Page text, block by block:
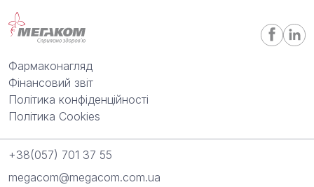
Фармаконагляд
Фінансовий звіт
Політика конфіденційності
Політика Cookies
+38(057) 701 37 55
megacom@megacom.com.ua